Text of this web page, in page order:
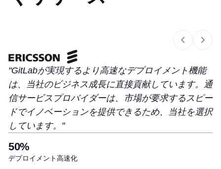
GitLabが実現するより高速なデプロイメント機能
は、当社のビジネス成長に直接貢献しています。通
信サービスプロバイダーは、市場が要求するスピー
ドでイノベーションを提供できるため、当社を選択
しています。
50%
デプロイメント高速化